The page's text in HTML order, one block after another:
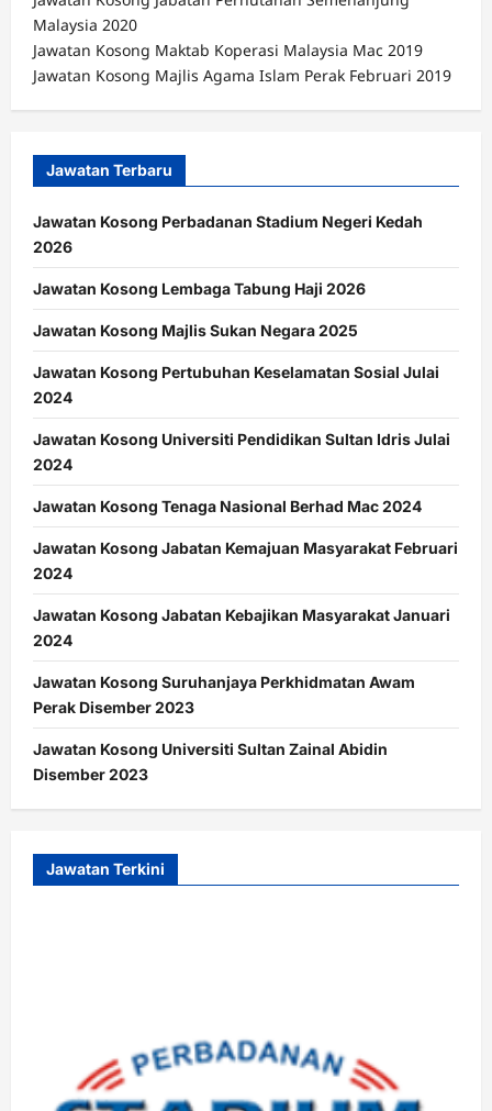
Malaysia 2020
Jawatan Kosong Maktab Koperasi Malaysia Mac 2019
Jawatan Kosong Majlis Agama Islam Perak Februari 2019
Jawatan Terbaru
Jawatan Kosong Perbadanan Stadium Negeri Kedah
2026
Jawatan Kosong Lembaga Tabung Haji 2026
Jawatan Kosong Majlis Sukan Negara 2025
Jawatan Kosong Pertubuhan Keselamatan Sosial Julai
2024
Jawatan Kosong Universiti Pendidikan Sultan Idris Julai
2024
Jawatan Kosong Tenaga Nasional Berhad Mac 2024
Jawatan Kosong Jabatan Kemajuan Masyarakat Februari
2024
Jawatan Kosong Jabatan Kebajikan Masyarakat Januari
2024
Jawatan Kosong Suruhanjaya Perkhidmatan Awam
Perak Disember 2023
Jawatan Kosong Universiti Sultan Zainal Abidin
Disember 2023
Jawatan Terkini